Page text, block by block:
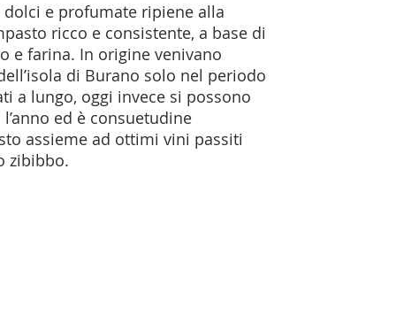
e profumate ripiene alla
ricco e consistente, a base di
e farina. In origine venivano
di Burano solo nel periodo
a lungo, oggi invece si possono
ed è consuetudine
assieme ad ottimi vini passiti
zibibbo.